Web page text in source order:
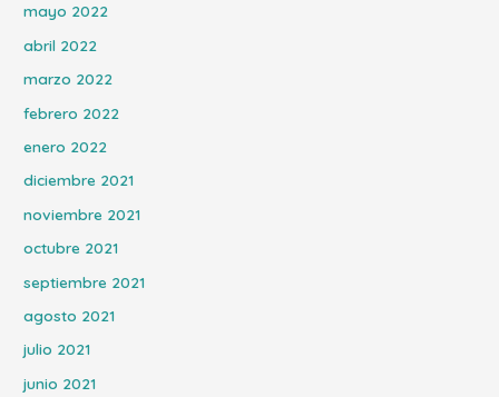
mayo 2022
abril 2022
marzo 2022
febrero 2022
enero 2022
diciembre 2021
noviembre 2021
octubre 2021
septiembre 2021
agosto 2021
julio 2021
junio 2021